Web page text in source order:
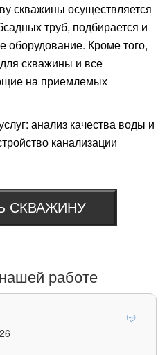
скважины осуществляется
труб, подбирается и
оборудование. Кроме того,
скважины и все
на приемлемых
анализ качества воды и
канализации
СКВАЖИНУ
работе